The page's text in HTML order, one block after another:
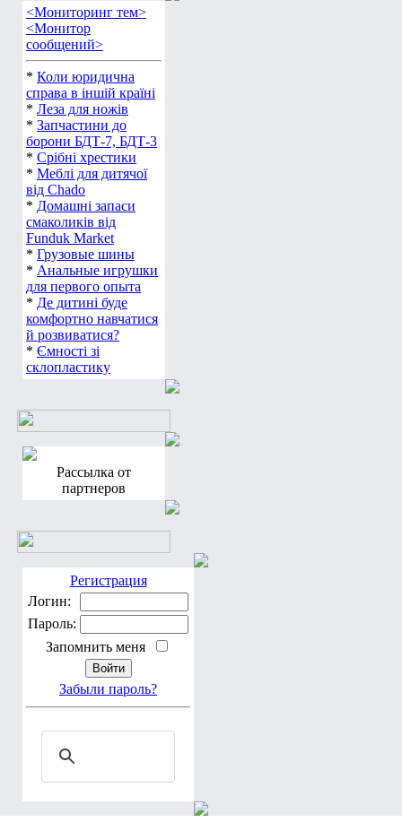
<Мониторинг тем>
<Монитор
сообщений>
* Коли юридична
справа в іншій країні
* Леза для ножів
* Запчастини до
борони БДТ-7, БДТ-3
* Срібні хрестики
* Меблі для дитячої
від Chado
* Домашні запаси
смаколиків від
Funduk Market
* Грузовые шины
* Анальные игрушки
для первого опыта
* Де дитині буде
комфортно навчатися
й розвиватися?
* Ємності зі
склопластику
Рассылка от
партнеров
Регистрация
Логин:
Пароль:
Запомнить меня
Забыли пароль?